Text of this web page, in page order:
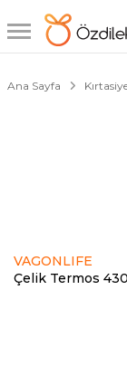
Ana Sayfa
VAGONLIFE
Çelik Termos